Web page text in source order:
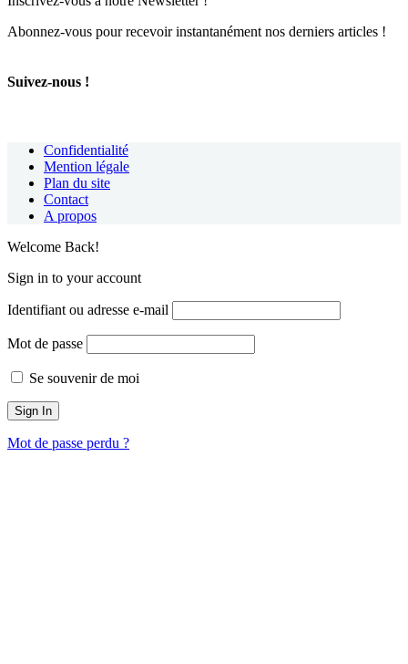
Abonnez-vous pour recevoir instantanément nos derniers articles !
Suivez-nous !
Confidentialité
Mention légale
Plan du site
Contact
A propos
Welcome Back!
Sign in to your account
Identifiant ou adresse e-mail
Mot de passe
Se souvenir de moi
Mot de passe perdu ?